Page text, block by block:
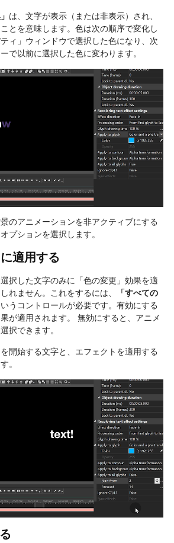
は、文字が表示（または非表示）され、
とを意味します。色は次の順序で変化し
ィ」ウィンドウで選択した色になり、次
で以前に選択した色に変わります。
のアニメーションを非アクティブにする
オプションを選択します。
適用する
択した文字のみに「色の変更」効果を適
れません。これをするには、
「すべての
いうコントロールが必要です。有効にする
が適用されます。 無効にすると、アニメ
択できます。
開始する文字と、エフェクトを適用する
。